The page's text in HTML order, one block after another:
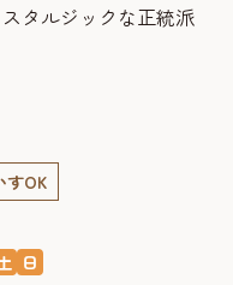
タルジックな正統派
すOK
日